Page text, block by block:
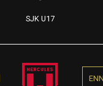
SJK U17